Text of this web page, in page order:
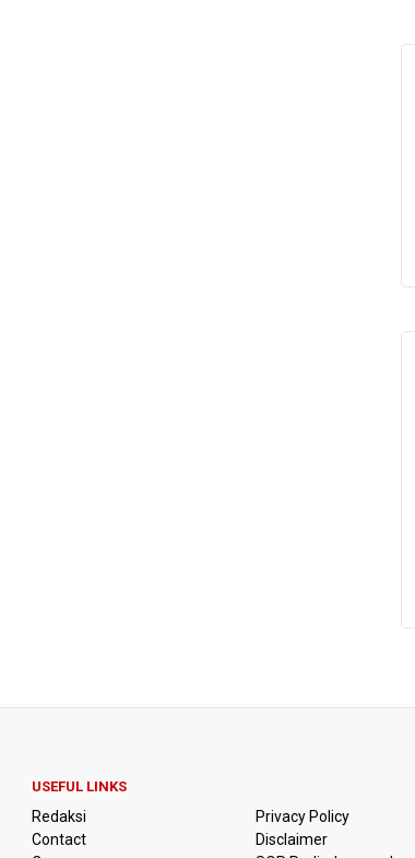
USEFUL LINKS
Redaksi
Contact
Privacy Policy
Disclaimer